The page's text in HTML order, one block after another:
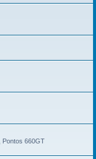
Pontos 660GT